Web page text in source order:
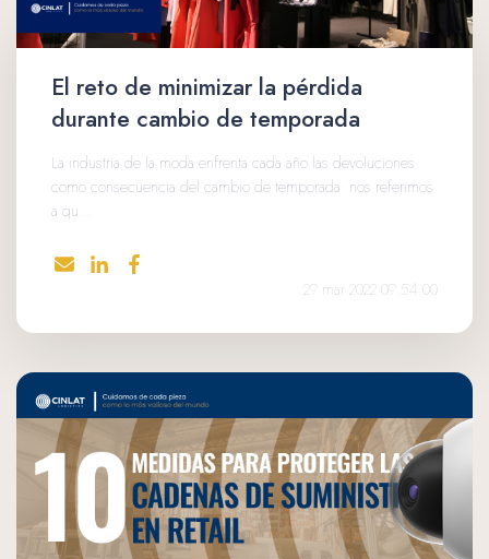
El reto de minimizar la pérdida
durante cambio de temporada
La industria de la moda enfrenta cada año las devoluciones
como consecuencia del cambio de temporada: nos referimos
a qu...
29 mar 2022 09:54:00